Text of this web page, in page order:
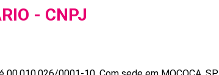
- CNPJ